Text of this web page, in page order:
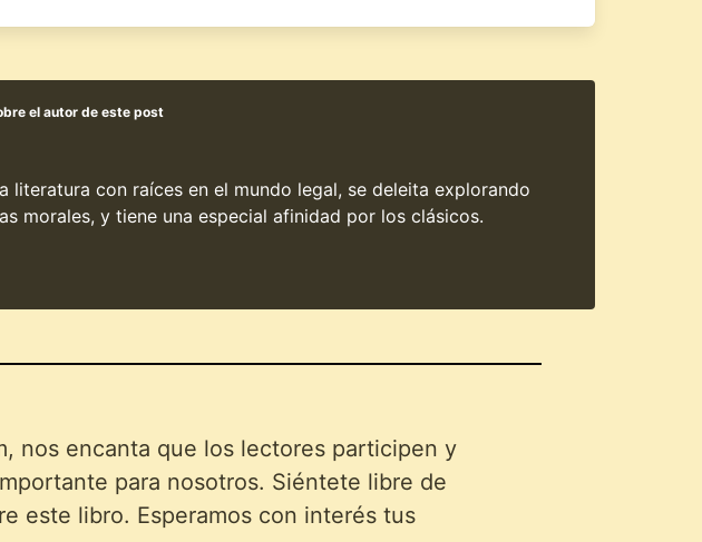
el autor de este post
literatura con raíces en el mundo legal, se deleita explorando
morales, y tiene una especial afinidad por los clásicos.
nos encanta que los lectores participen y
para nosotros. Siéntete libre de
este libro. Esperamos con interés tus